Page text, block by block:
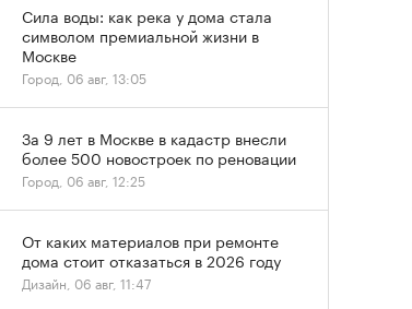
Сила воды: как река у дома стала
символом премиальной жизни в
Москве
Город, 06 авг, 13:05
За 9 лет в Москве в кадастр внесли
более 500 новостроек по реновации
Город, 06 авг, 12:25
От каких материалов при ремонте
дома стоит отказаться в 2026 году
Дизайн, 06 авг, 11:47